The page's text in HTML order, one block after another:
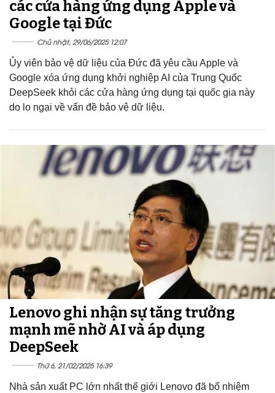
các cửa hàng ứng dụng Apple và
Google tại Đức
Chủ nhật, 29/06/2025 12:07
Ủy viên bảo vệ dữ liệu của Đức đã yêu cầu Apple và
Google xóa ứng dụng khởi nghiệp AI của Trung Quốc
DeepSeek khỏi các cửa hàng ứng dụng tại quốc gia này
do lo ngại về vấn đề bảo vệ dữ liệu.
Lenovo ghi nhận sự tăng trưởng
mạnh mẽ nhờ AI và áp dụng
DeepSeek
Thứ 6, 21/02/2025 16:39
Nhà sản xuất PC lớn nhất thế giới Lenovo đã bổ nhiệm